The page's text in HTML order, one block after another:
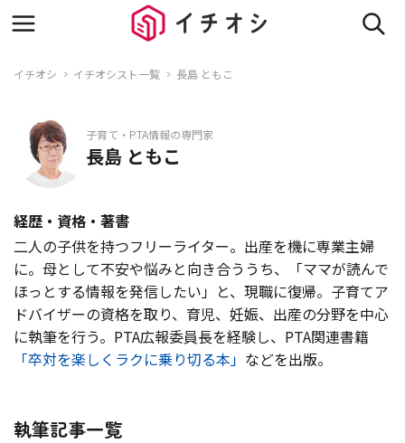
イチオシ イチオシスト一覧 長島 ともこ
子育て・PTA情報の専門家
長島 ともこ
経歴・資格・著書
二人の子供を持つフリーライター。出産を機に専業主婦
に。母として不安や悩みと向き合ううち、「ママが読んで
ほっとする情報を発信したい」と、現職に復帰。子育てア
ドバイザーの資格を取り、育児、妊娠、出産の分野を中心
に執筆を行う。PTA広報委員長を経験し、PTA関連書籍
「卒対を楽しくラクに乗り切る本」 などを出版。
執筆記事一覧